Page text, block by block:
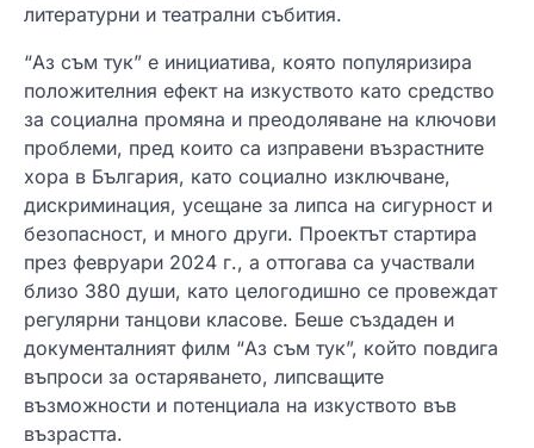
литературни и театрални събития.
“Аз съм тук” е инициатива, която популяризира
положителния ефект на изкуството като средство
за социална промяна и преодоляване на ключови
проблеми, пред които са изправени възрастните
хора в България, като социално изключване,
дискриминация, усещане за липса на сигурност и
безопасност, и много други. Проектът стартира
през февруари 2024 г., а оттогава са участвали
близо 380 души, като целогодишно се провеждат
регулярни танцови класове. Беше създаден и
документалният филм “Аз съм тук”, който повдига
въпроси за остаряването, липсващите
възможности и потенциала на изкуството във
възрастта.